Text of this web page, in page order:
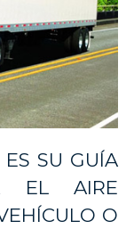
ES SU GUÍA
EL AIRE
O